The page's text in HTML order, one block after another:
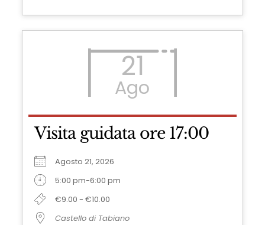
21
Ago
Visita guidata ore 17:00
Agosto 21, 2026
5:00 pm-6:00 pm
€9.00 - €10.00
Castello di Tabiano